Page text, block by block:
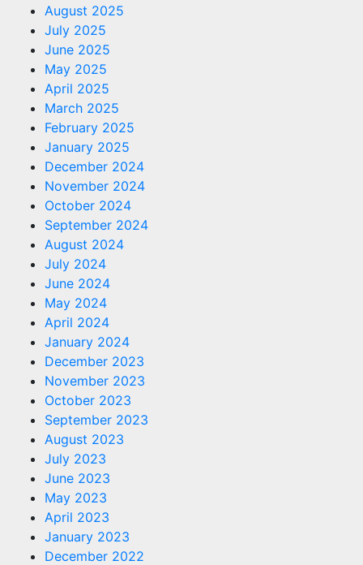
August 2025
July 2025
June 2025
May 2025
April 2025
March 2025
February 2025
January 2025
December 2024
November 2024
October 2024
September 2024
August 2024
July 2024
June 2024
May 2024
April 2024
January 2024
December 2023
November 2023
October 2023
September 2023
August 2023
July 2023
June 2023
May 2023
April 2023
January 2023
December 2022